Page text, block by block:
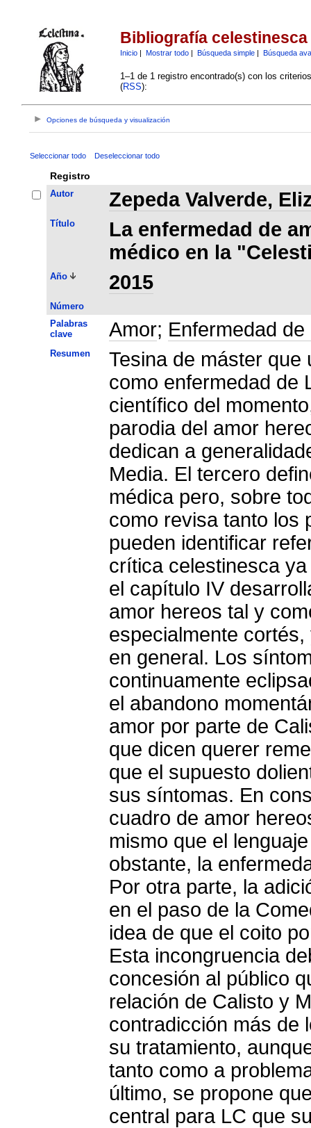
Bibliografía celestinesca
Inicio| Mostrar todo| Búsqueda simple| Búsqueda
1–1 de 1 registro encontrado(s) con los
(RSS):
Opciones de búsqueda y visualización
Seleccionar todo Deseleccionar todo
Registro
Autor Zepeda Valverde,
Título
La enfermedad de
médico en la
Año 2015
Número
Palabras
clave
Amor; Enfermedad de
Resumen
Tesina de máster que
como enfermedad de
científico del
parodia del amor
dedican a
Media. El tercero
médica pero, sobre
como revisa tanto los
pueden identificar
crítica celestinesca
el capítulo IV
amor hereos tal y
especialmente
en general. Los
continuamente
el abandono
amor por parte de
que dicen querer
que el supuesto
sus síntomas. En
cuadro de amor
mismo que el
obstante, la
Por otra parte, la
en el paso de la
idea de que el coito
Esta incongruencia
concesión al público
relación de Calisto y
contradicción más de
su tratamiento,
tanto como a
último, se propone
central para LC que